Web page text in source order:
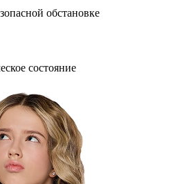
обстановке
состояние